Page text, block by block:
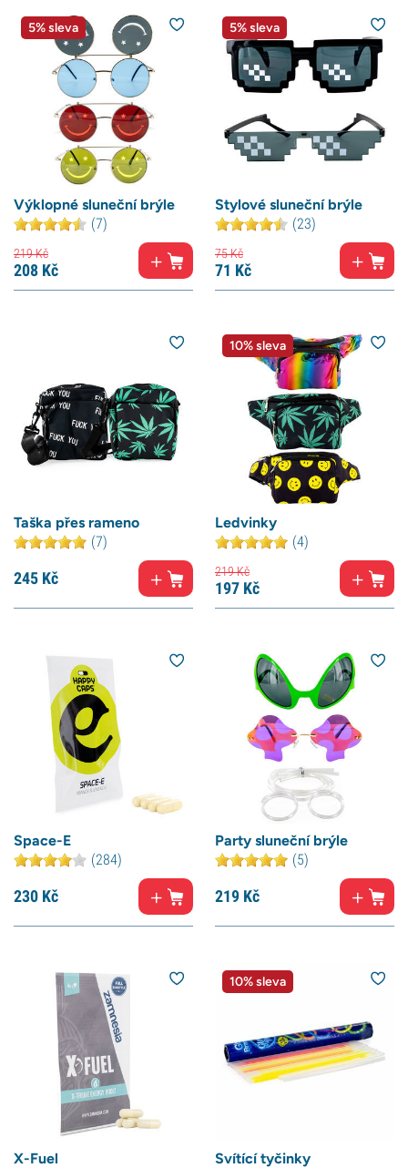
5% sleva
Výklopné sluneční brýle
(7)
219Kč
208 Kč
5% sleva
Stylové sluneční brýle
(23)
75Kč
71 Kč
Taška přes rameno
(7)
245 Kč
10% sleva
Ledvinky
(4)
219Kč
197 Kč
Space-E
(284)
230 Kč
Party sluneční brýle
(5)
219 Kč
X-Fuel
10% sleva
Svítící tyčinky